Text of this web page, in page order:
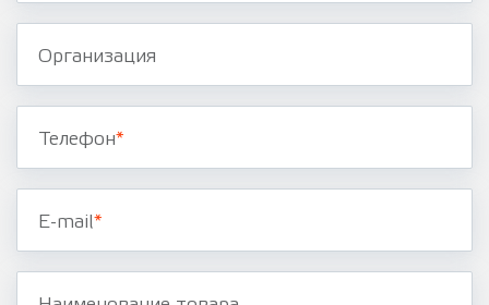
Организация
Телефон*
E-mail*